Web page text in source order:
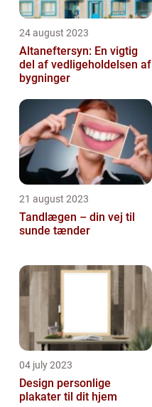
24 august 2023
Altaneftersyn: En vigtig
del af vedligeholdelsen af
bygninger
21 august 2023
Tandlægen – din vej til
sunde tænder
04 july 2023
Design personlige
plakater til dit hjem